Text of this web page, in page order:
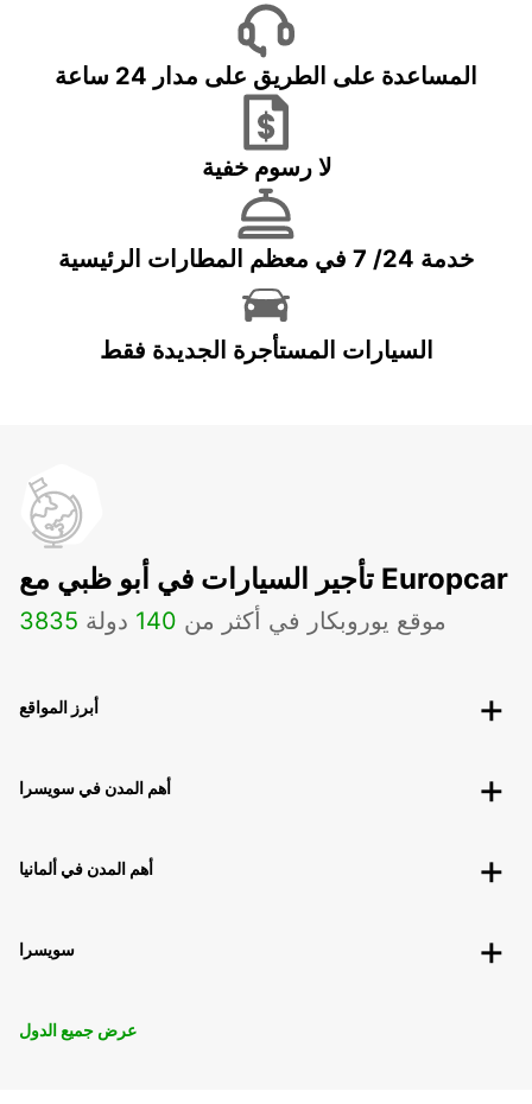
المساعدة على الطريق على مدار 24 ساعة
لا رسوم خفية
خدمة 24/ 7 في معظم المطارات الرئيسية
السيارات المستأجرة الجديدة فقط
تأجير السيارات في أبو ظبي مع Europcar
3835 موقع يوروبكار في أكثر من 140 دولة
أبرز المواقع
أهم المدن في سويسرا
أهم المدن في ألمانيا
سويسرا
عرض جميع الدول